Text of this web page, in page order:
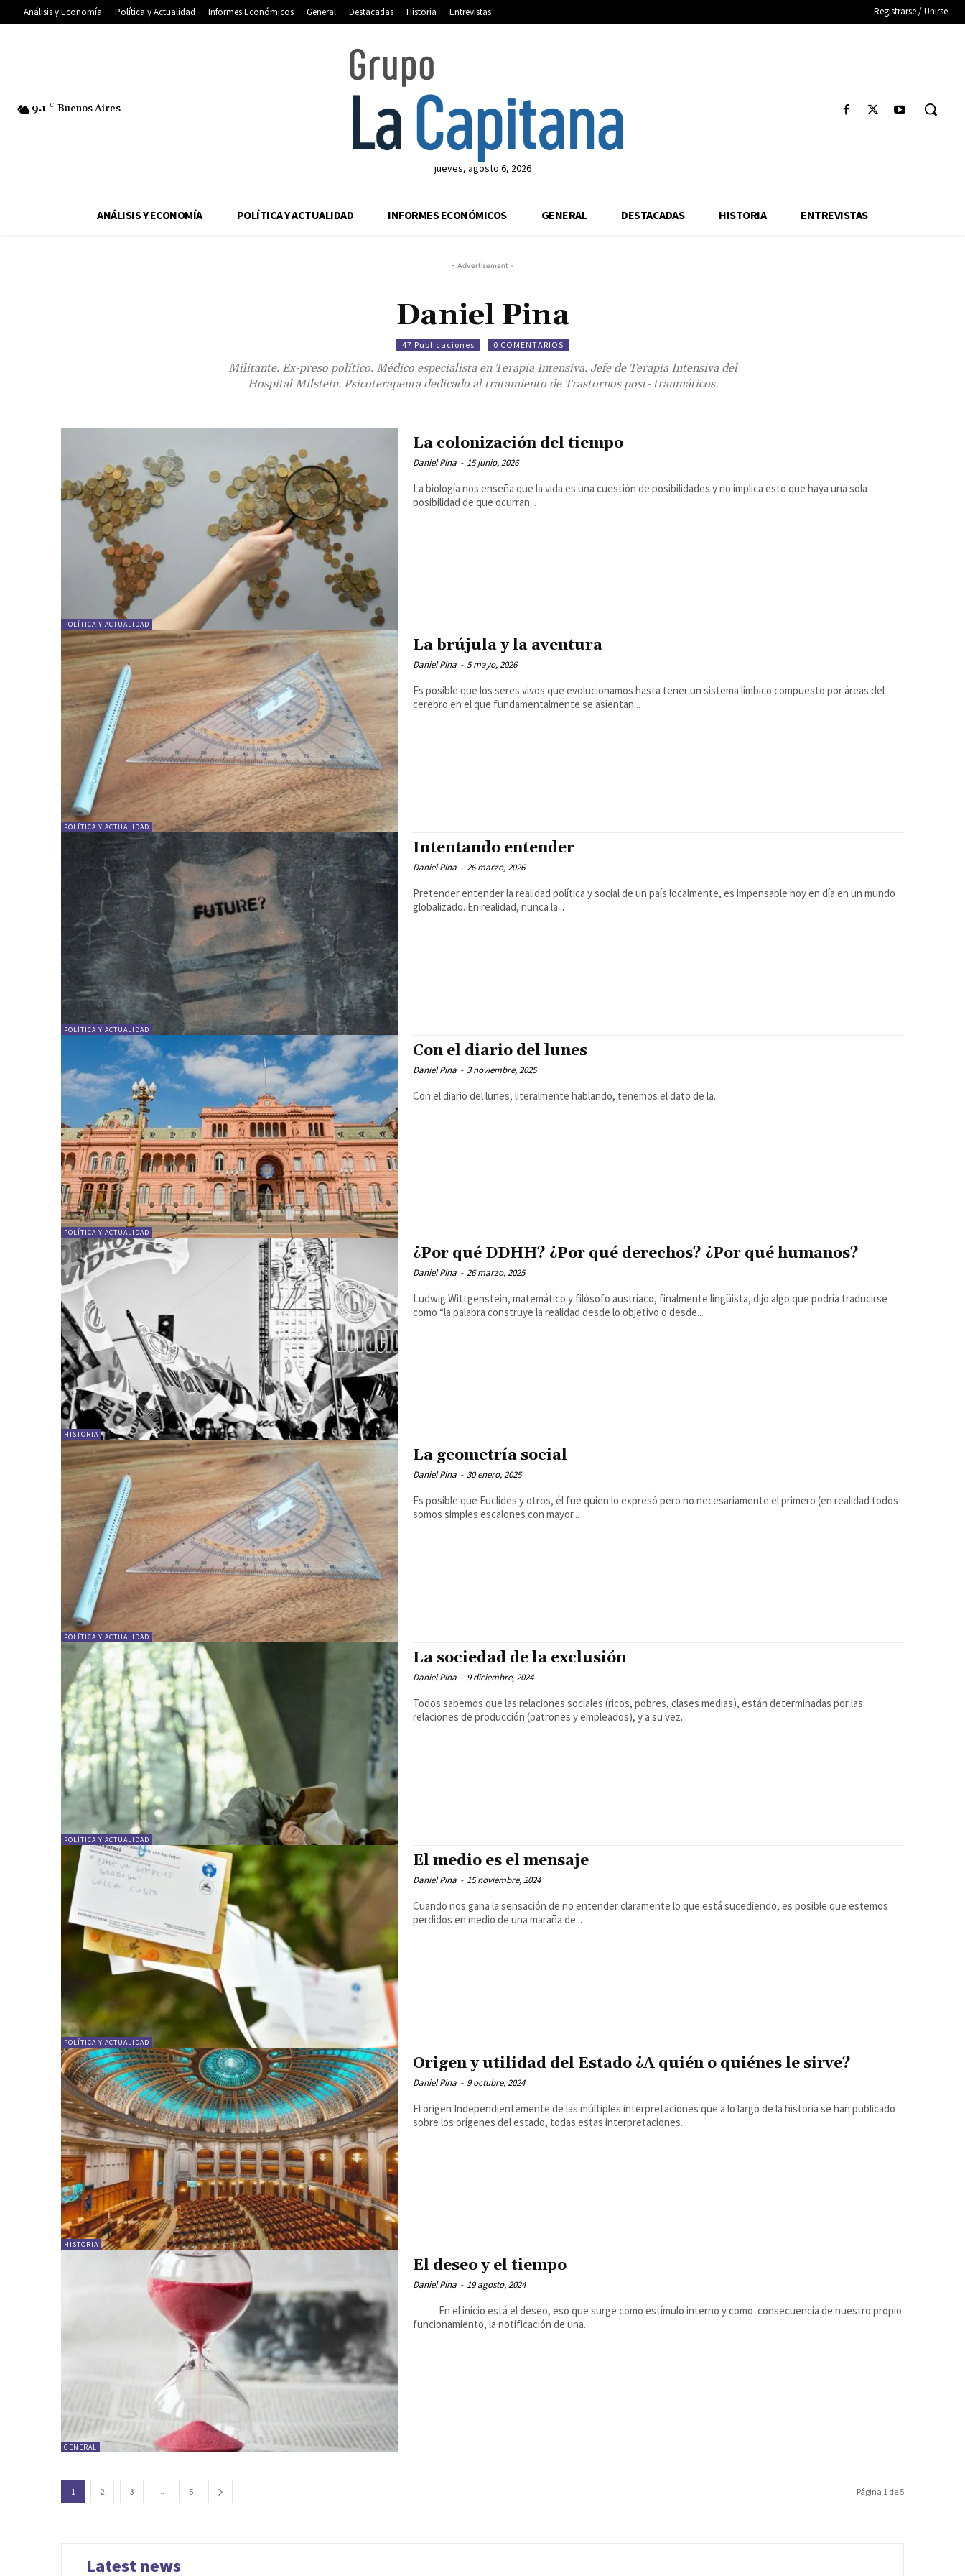
Análisis y Economía Política y Actualidad Informes Económicos General Destacadas Historia Entrevistas Registrarse / Unirse
9.1 C Buenos Aires
jueves, agosto 6, 2026
ANÁLISIS Y ECONOMÍA POLÍTICA Y ACTUALIDAD INFORMES ECONÓMICOS GENERAL DESTACADAS HISTORIA ENTREVISTAS
- Advertisement -
Daniel Pina
47 Publicaciones 0 COMENTARIOS
Militante. Ex-preso político. Médico especialista en Terapia Intensiva. Jefe de Terapia Intensiva del
Hospital Milstein. Psicoterapeuta dedicado al tratamiento de Trastornos post- traumáticos.
POLÍTICA Y ACTUALIDAD
La colonización del tiempo
Daniel Pina - 15 junio, 2026
La biología nos enseña que la vida es una cuestión de posibilidades y no implica esto que haya una sola
posibilidad de que ocurran...
POLÍTICA Y ACTUALIDAD
La brújula y la aventura
Daniel Pina - 5 mayo, 2026
Es posible que los seres vivos que evolucionamos hasta tener un sistema límbico compuesto por áreas del
cerebro en el que fundamentalmente se asientan...
POLÍTICA Y ACTUALIDAD
Intentando entender
Daniel Pina - 26 marzo, 2026
Pretender entender la realidad política y social de un país localmente, es impensable hoy en día en un mundo
globalizado. En realidad, nunca la...
POLÍTICA Y ACTUALIDAD
Con el diario del lunes
Daniel Pina - 3 noviembre, 2025
Con el diario del lunes, literalmente hablando, tenemos el dato de la...
HISTORIA
¿Por qué DDHH? ¿Por qué derechos? ¿Por qué humanos?
Daniel Pina - 26 marzo, 2025
Ludwig Wittgenstein, matemático y filósofo austríaco, finalmente lingüista, dijo algo que podría traducirse
como “la palabra construye la realidad desde lo objetivo o desde...
POLÍTICA Y ACTUALIDAD
La geometría social
Daniel Pina - 30 enero, 2025
Es posible que Euclides y otros, él fue quien lo expresó pero no necesariamente el primero (en realidad todos
somos simples escalones con mayor...
POLÍTICA Y ACTUALIDAD
La sociedad de la exclusión
Daniel Pina - 9 diciembre, 2024
Todos sabemos que las relaciones sociales (ricos, pobres, clases medias), están determinadas por las
relaciones de producción (patrones y empleados), y a su vez...
POLÍTICA Y ACTUALIDAD
El medio es el mensaje
Daniel Pina - 15 noviembre, 2024
Cuando nos gana la sensación de no entender claramente lo que está sucediendo, es posible que estemos
perdidos en medio de una maraña de...
HISTORIA
Origen y utilidad del Estado ¿A quién o quiénes le sirve?
Daniel Pina - 9 octubre, 2024
El origen Independientemente de las múltiples interpretaciones que a lo largo de la historia se han publicado
sobre los orígenes del estado, todas estas interpretaciones...
GENERAL
El deseo y el tiempo
Daniel Pina - 19 agosto, 2024
En el inicio está el deseo, eso que surge como estímulo interno y como consecuencia de nuestro propio
funcionamiento, la notificación de una...
1 2 3 ... 5 Página 1 de 5
Latest news